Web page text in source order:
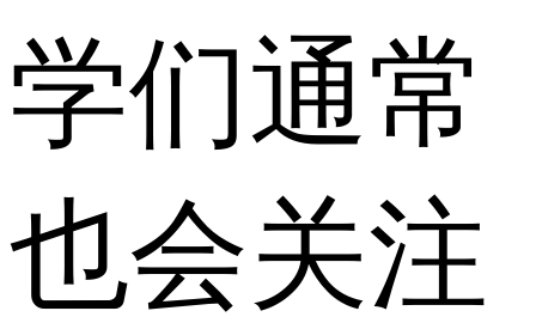
学们通常
也会关注